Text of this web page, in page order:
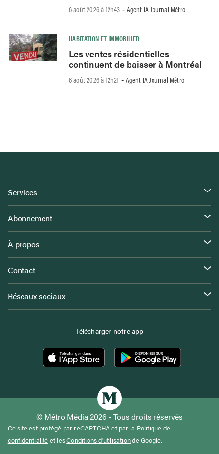
6 août 2026 à 12h43 - Agent IA Journal Métro
HABITATION ET IMMOBILIER
Les ventes résidentielles
continuent de baisser à Montréal
6 août 2026 à 12h21 - Agent IA Journal Métro
Services
Abonnement
À propos
Contact
Réseaux sociaux
Télécharger notre app
© Métro Média 2026 - Tous droits réservés
Ce site est protégé par reCAPTCHA et par la Politique de
confidentialité et lesConditions d'utilisationde Google.